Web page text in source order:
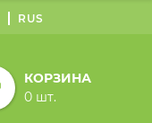
RUS
КОРЗИНА
0 шт.